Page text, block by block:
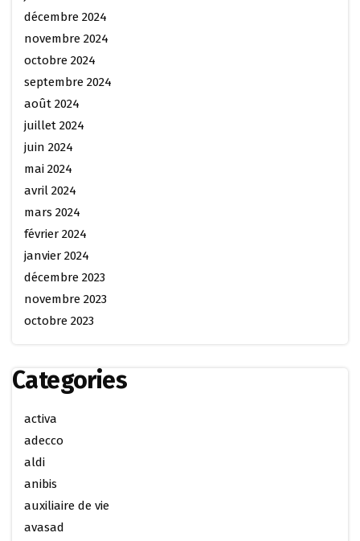
décembre 2024
novembre 2024
octobre 2024
septembre 2024
août 2024
juillet 2024
juin 2024
mai 2024
avril 2024
mars 2024
février 2024
janvier 2024
décembre 2023
novembre 2023
octobre 2023
Categories
activa
adecco
aldi
anibis
auxiliaire de vie
avasad